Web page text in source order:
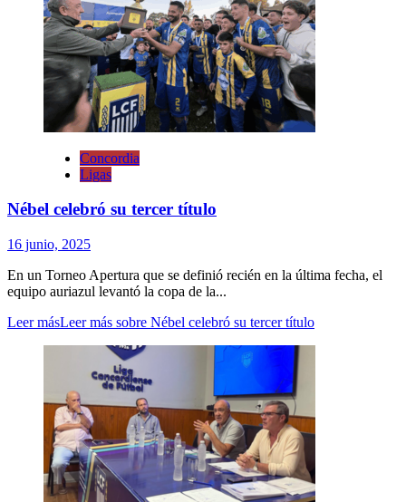
Concordia
Ligas
Nébel celebró su tercer título
16 junio, 2025
En un Torneo Apertura que se definió recién en la última fecha, el
equipo auriazul levantó la copa de la...
Leer másLeer más sobre Nébel celebró su tercer título